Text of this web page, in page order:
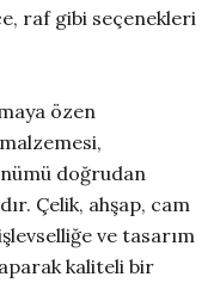
raf gibi seçenekleri
özen
doğrudan
Çelik, ahşap, cam
ve tasarım
kaliteli bir